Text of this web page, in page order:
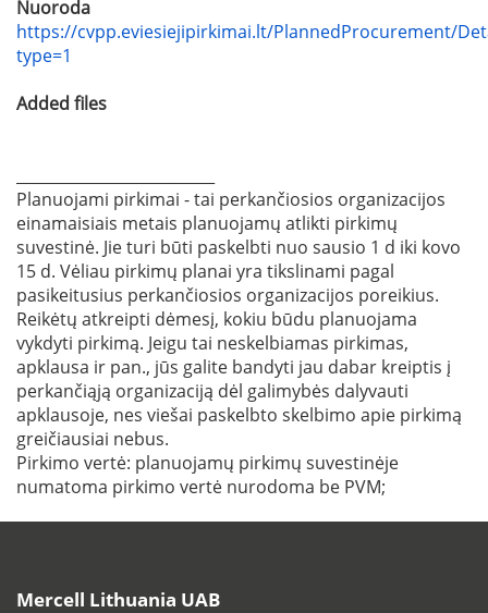
Nuoroda
https://cvpp.eviesiejipirkimai.lt/PlannedProcurement/
type=1
Added files
Planuojami pirkimai - tai perkančiosios organizacijos
einamaisiais metais planuojamų atlikti pirkimų
suvestinė. Jie turi būti paskelbti nuo sausio 1 d iki kovo
15 d. Vėliau pirkimų planai yra tikslinami pagal
pasikeitusius perkančiosios organizacijos poreikius.
Reikėtų atkreipti dėmesį, kokiu būdu planuojama
vykdyti pirkimą. Jeigu tai neskelbiamas pirkimas,
apklausa ir pan., jūs galite bandyti jau dabar kreiptis į
perkančiąją organizaciją dėl galimybės dalyvauti
apklausoje, nes viešai paskelbto skelbimo apie pirkimą
greičiausiai nebus.
Pirkimo vertė: planuojamų pirkimų suvestinėje
numatoma pirkimo vertė nurodoma be PVM;
Mercell Lithuania UAB